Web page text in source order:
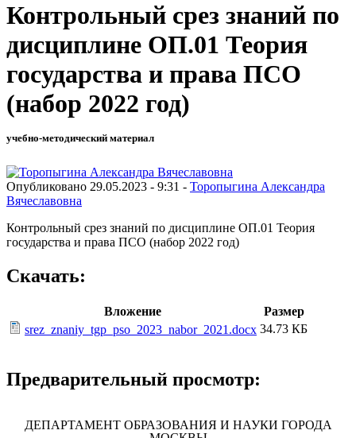
Контрольный срез знаний по
дисциплине ОП.01 Теория
государства и права ПСО
(набор 2022 год)
учебно-методический материал
Опубликовано 29.05.2023 - 9:31 - Торопыгина Александра
Вячеславовна
Контрольный срез знаний по дисциплине ОП.01 Теория
государства и права ПСО (набор 2022 год)
Скачать:
Вложение
Размер
srez_znaniy_tgp_pso_2023_nabor_2021.docx 34.73 КБ
Предварительный просмотр:
ДЕПАРТАМЕНТ ОБРАЗОВАНИЯ И НАУКИ ГОРОДА